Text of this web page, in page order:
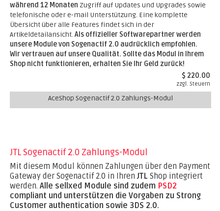
während 12 Monaten Zugriff auf Updates und Upgrades sowie
telefonische oder e-mail Unterstützung. Eine komplette
Übersicht über alle Features findet sich in der
Artikeldetailansicht. Als offizieller Softwarepartner werden
unsere Module von Sogenactif 2.0 audrücklich empfohlen.
Wir vertrauen auf unsere Qualität. Sollte das Modul in Ihrem
Shop nicht funktionieren, erhalten Sie Ihr Geld zurück!
$ 220.00
zzgl. Steuern
AceShop Sogenactif 2.0 Zahlungs-Modul
JTL Sogenactif 2.0 Zahlungs-Modul
Mit diesem Modul können Zahlungen über den Payment
Gateway der Sogenactif 2.0 in IhrenJTL Shop integriert
werden. Alle sellxed Module sind zudem PSD2
compliant und unterstützen die Vorgaben zu Strong
Customer authentication sowie 3DS 2.0.